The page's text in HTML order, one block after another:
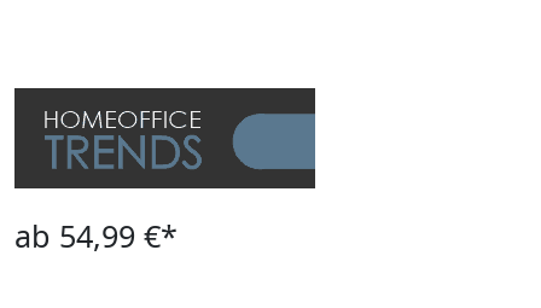
ab 54,99 €*